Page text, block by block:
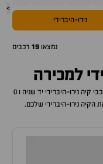
>
נירו-היברידי
נמצאו 19 רכבים
למכירה
קיה נירו-היברידי
יד שניה ו 0
הקיה נירו-היברידי שלכם.